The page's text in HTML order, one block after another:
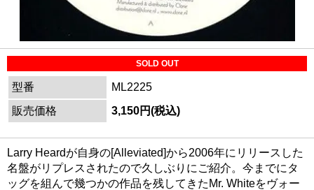
SOLD OUT
型番
ML2225
販売価格
3,150円(税込)
Larry Heardが自身の[Alleviated]から2006年にリリースした
名盤がリプレスされたので久しぶりにご紹介。今までにタ
ッグを組んで幾つかの作品を残してきたMr. Whiteをヴォー